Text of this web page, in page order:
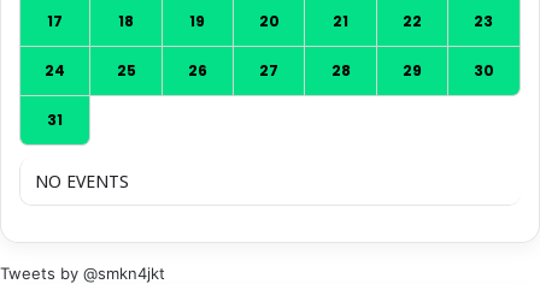
17 18 19 20 21 22 23
24 25 26 27 28 29 30
31
NO EVENTS
Tweets by @smkn4jkt